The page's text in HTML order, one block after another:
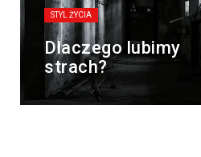
STYL ŻYCIA
Dlaczego lubimy
strach?